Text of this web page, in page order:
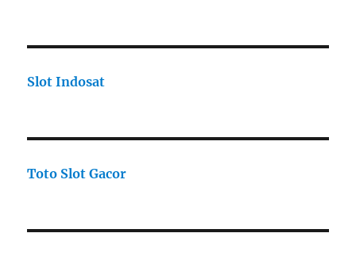
Slot Indosat
Toto Slot Gacor